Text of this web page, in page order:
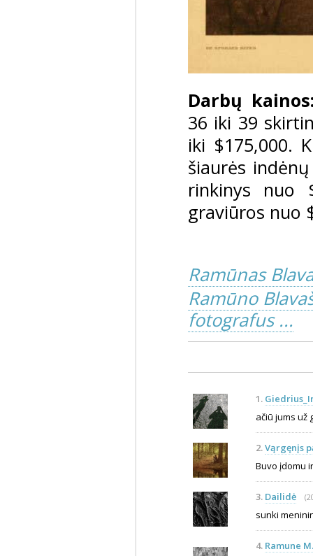
Darbų
36 iki 39
iki $175,000.
šiaurės
rinkinys nuo
graviūros nuo
Ramūnas
Ramūno
fotografus ...
1.
ačiū jums už
2.Vąrgęnįs
Buvo įdomu
3. Dailidė
sunki
4. Ramune